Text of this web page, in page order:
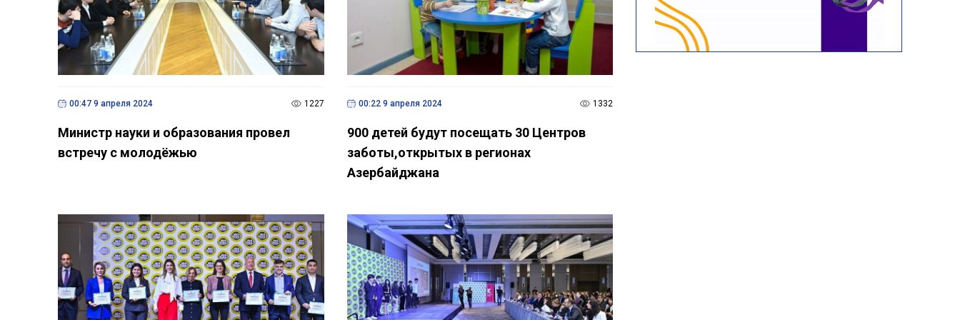
00:47 9 апреля 2024 1227
Министр науки и образования провел
встречу с молодёжью
00:22 9 апреля 2024 1332
900 детей будут посещать 30 Центров
заботы,открытых в регионах
Азербайджана